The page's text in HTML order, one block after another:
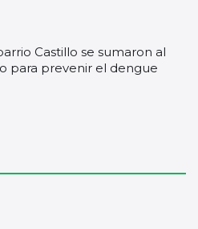
Castillo se sumaron al
para prevenir el dengue